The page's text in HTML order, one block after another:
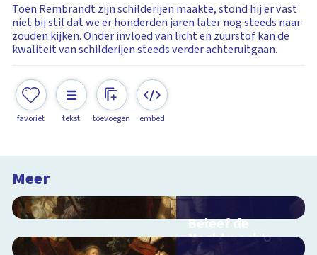
Toen Rembrandt zijn schilderijen maakte, stond hij er vast
niet bij stil dat we er honderden jaren later nog steeds naar
zouden kijken. Onder invloed van licht en zuurstof kan de
kwaliteit van schilderijen steeds verder achteruitgaan.
favoriet tekst toevoegen embed
Meer
Beleef de
Nachtwacht